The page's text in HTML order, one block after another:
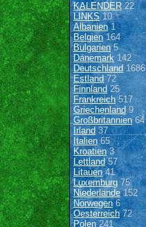
KALENDER22
LINKS10
Albanien1
Belgien164
Bulgarien 5
Dänemark142
Deutschland 1686
Estland 72
Finnland 25
Frankreich517
Griechenland9
Großbritannien64
Irland 37
Italien65
Kroatien3
Lettland57
Litauen41
Luxemburg 75
Niederlande152
Norwegen6
Oesterreich72
Polen 241